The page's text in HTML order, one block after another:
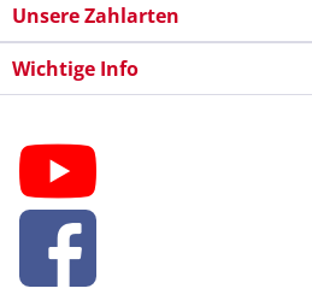
Unsere Zahlarten
Wichtige Info